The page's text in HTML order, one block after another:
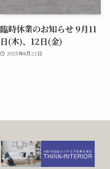
臨時休業のお知らせ 9月11
日(木)、12日(金)
2025年8月22日